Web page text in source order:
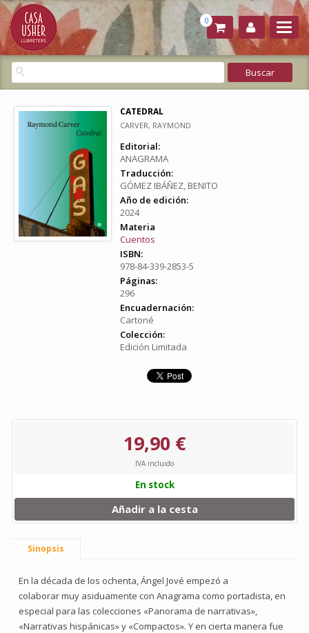
0
CATEDRAL
CARVER, RAYMOND
Editorial:
ANAGRAMA
Traducción:
GÓMEZ IBÁÑEZ, BENITO
Año de edición:
2024
Materia
Cuentos
ISBN:
978-84-339-2853-5
Páginas:
296
Encuadernación:
Cartoné
Colección:
Edición Limitada
19,90 €
IVA incluido
En stock
Añadir a la cesta
Sinopsis
En la década de los ochenta, Ángel Jové empezó a
colaborar muy asiduamente con Anagrama como portadista, en
especial para las colecciones «Panorama de narrativas»,
«Narrativas hispánicas» y «Compactos». Y en cierta manera fue